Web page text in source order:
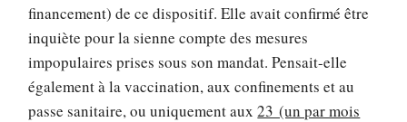
financement) de ce dispositif. Elle avait confirmé être
inquiète pour la sienne compte des mesures
impopulaires prises sous son mandat. Pensait-elle
également à la vaccination, aux confinements et au
passe sanitaire, ou uniquement aux23 (un par mois